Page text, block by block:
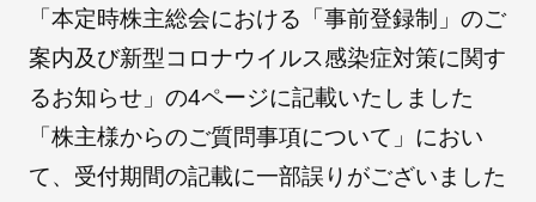
やさしくわかる病気と治療
「本定時株主総会における「事前登録制」のご
案内及び新型コロナウイルス感染症対策に関す
るお知らせ」の4ページに記載いたしました
「株主様からのご質問事項について」におい
て、受付期間の記載に一部誤りがございました